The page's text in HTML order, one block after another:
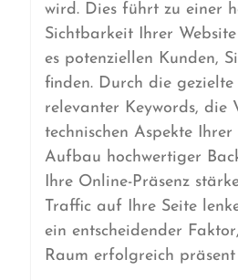
wird. Dies führt zu einer
Sichtbarkeit Ihrer
es potenziellen Kunden,
finden. Durch die gezielte
relevanter Keywords, die
technischen Aspekte
Aufbau hochwertiger
Ihre Online-Präsenz
Traffic auf Ihre Seite
ein entscheidender
Raum erfolgreich präsent